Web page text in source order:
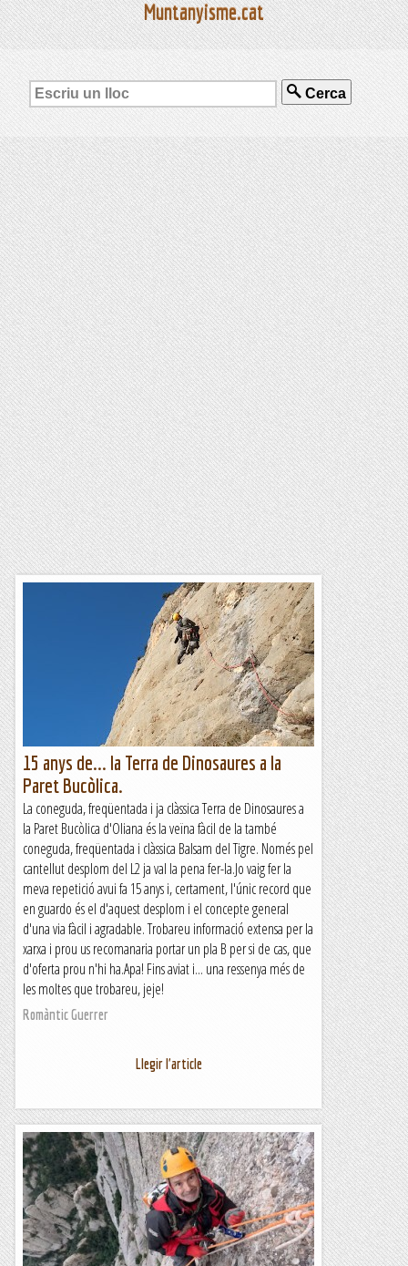
Muntanyisme.cat
Cerca
15 anys de... la Terra de Dinosaures a la
Paret Bucòlica.
La coneguda, freqüentada i ja clàssica Terra de Dinosaures a
la Paret Bucòlica d'Oliana és la veïna fàcil de la també
coneguda, freqüentada i clàssica Balsam del Tigre. Només pel
cantellut desplom del L2 ja val la pena fer-la.Jo vaig fer la
meva repetició avui fa 15 anys i, certament, l'únic record que
en guardo és el d'aquest desplom i el concepte general
d'una via fàcil i agradable. Trobareu informació extensa per la
xarxa i prou us recomanaria portar un pla B per si de cas, que
d'oferta prou n'hi ha.Apa! Fins aviat i... una ressenya més de
les moltes que trobareu, jeje!
Romàntic Guerrer
Llegir l'article